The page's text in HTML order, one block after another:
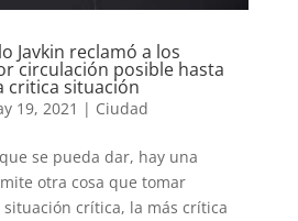
Javkin reclamó a los
circulación posible hasta
critica situación
19, 2021 | Ciudad
se pueda dar, hay una
otra cosa que tomar
crítica, la más crítica